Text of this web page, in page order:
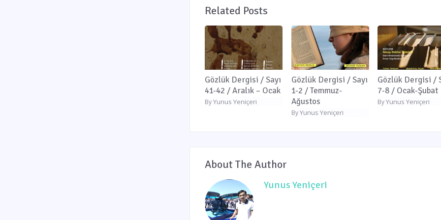
Related Posts
Gözlük Dergisi / Sayı
41-42 / Aralık – Ocak
ByYunus Yeniçeri
Gözlük Dergisi / Sayı
1-2 / Temmuz-
Ağustos
ByYunus Yeniçeri
Gözlük Dergisi /
7-8 / Ocak-Şubat
ByYunus Yeniçeri
About The Author
Yunus Yeniçeri